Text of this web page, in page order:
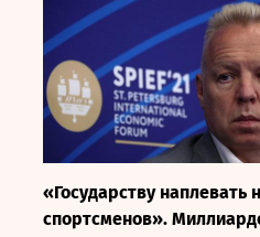
«Государству наплевать
спортсменов».